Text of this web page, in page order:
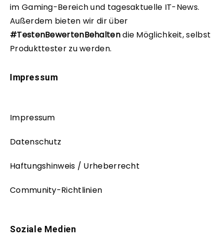
im Gaming-Bereich und tagesaktuelle IT-News.
Außerdem bieten wir dir über
#TestenBewertenBehaltendie Möglichkeit, selbst
Produkttester zu werden.
Impressum
Impressum
Datenschutz
Haftungshinweis / Urheberrecht
Community-Richtlinien
Soziale Medien